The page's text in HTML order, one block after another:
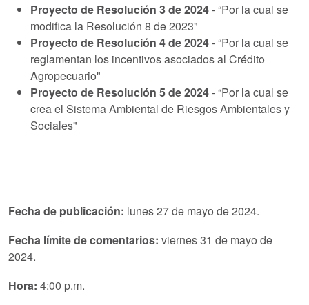
Proyecto de Resolución 3 de 2024- “Por la cual se
modifica la Resolución 8 de 2023"
Proyecto de Resolución 4 de 2024- “Por la cual se
reglamentan los incentivos asociados al Crédito
Agropecuario"
Proyecto de Resolución 5 de 2024- “Por la cual se
crea el Sistema Ambiental de Riesgos Ambientales y
Sociales"
Fecha de publicación: lunes 27 de mayo de 2024.
Fecha límite de comentarios: viernes 31 de mayo de
2024.
Hora: 4:00 p.m.